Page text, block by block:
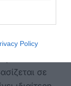
Policy
σύνεδροι.
σε